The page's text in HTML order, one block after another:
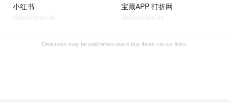
小红书
@dealmoon.de
宝藏APP 打折网
@dealmoon.de
Dealmoon may be paid when users buy items via our links.